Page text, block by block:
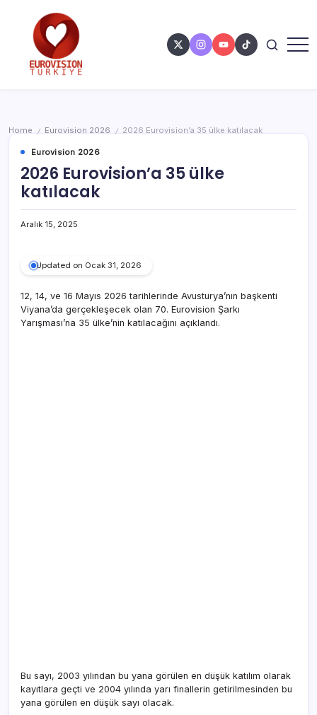
Home / Eurovision 2026 / 2026 Eurovision’a 35 ülke katılacak
Eurovision 2026
2026 Eurovision’a 35 ülke
katılacak
Aralık 15, 2025
Updated on Ocak 31, 2026
12, 14, ve 16 Mayıs 2026 tarihlerinde Avusturya’nın başkenti
Viyana’da gerçekleşecek olan 70. Eurovision Şarkı
Yarışması’na 35 ülke’nin katılacağını açıklandı.
Bu sayı, 2003 yılından bu yana görülen en düşük katılım olarak
kayıtlara geçti ve 2004 yılında yarı finallerin getirilmesinden bu
yana görülen en düşük sayı olacak.